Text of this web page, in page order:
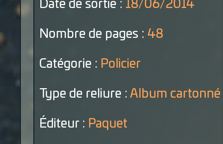
Date de sortie : 18/06/2014
Nombre de pages : 48
Catégorie : Policier
Type de reliure : Album cartonné
Éditeur : Paquet